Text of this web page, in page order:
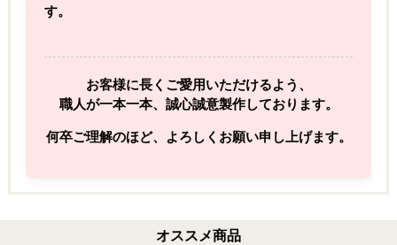
す。
お客様に長くご愛用いただけるよう、
職人が一本一本、誠心誠意製作しております。
何卒ご理解のほど、よろしくお願い申し上げます。
オススメ商品